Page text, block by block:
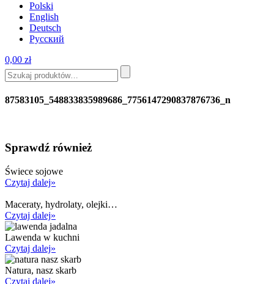
Polski
English
Deutsch
Русский
0,00 zł
87583105_548833835989686_7756147290837876736_n
Sprawdź również
Świece sojowe
Czytaj dalej»
Maceraty, hydrolaty, olejki…
Czytaj dalej»
Lawenda w kuchni
Czytaj dalej»
Natura, nasz skarb
Czytaj dalej»